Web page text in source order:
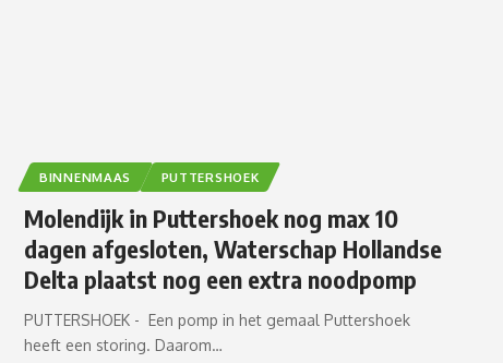
BINNENMAAS PUTTERSHOEK
Molendijk in Puttershoek nog max 10
dagen afgesloten, Waterschap Hollandse
Delta plaatst nog een extra noodpomp
PUTTERSHOEK - Een pomp in het gemaal Puttershoek
heeft een storing. Daarom…